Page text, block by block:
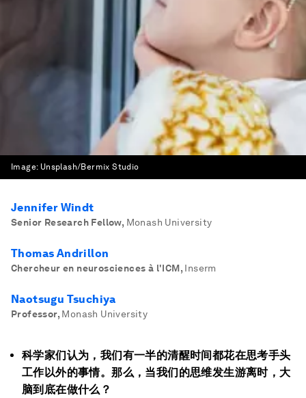
Image: Unsplash/Bermix Studio
Jennifer Windt
Senior Research Fellow, Monash University
Thomas Andrillon
Chercheur en neurosciences à l'ICM, Inserm
Naotsugu Tsuchiya
Professor, Monash University
科学家们认为，我们有一半的清醒时间都花在思考手头
工作以外的事情。那么，当我们的思维发生游离时，大
脑到底在做什么？